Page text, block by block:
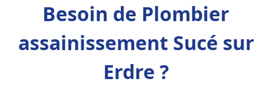
Besoin de Plombier
assainissement Sucé sur
Erdre ?